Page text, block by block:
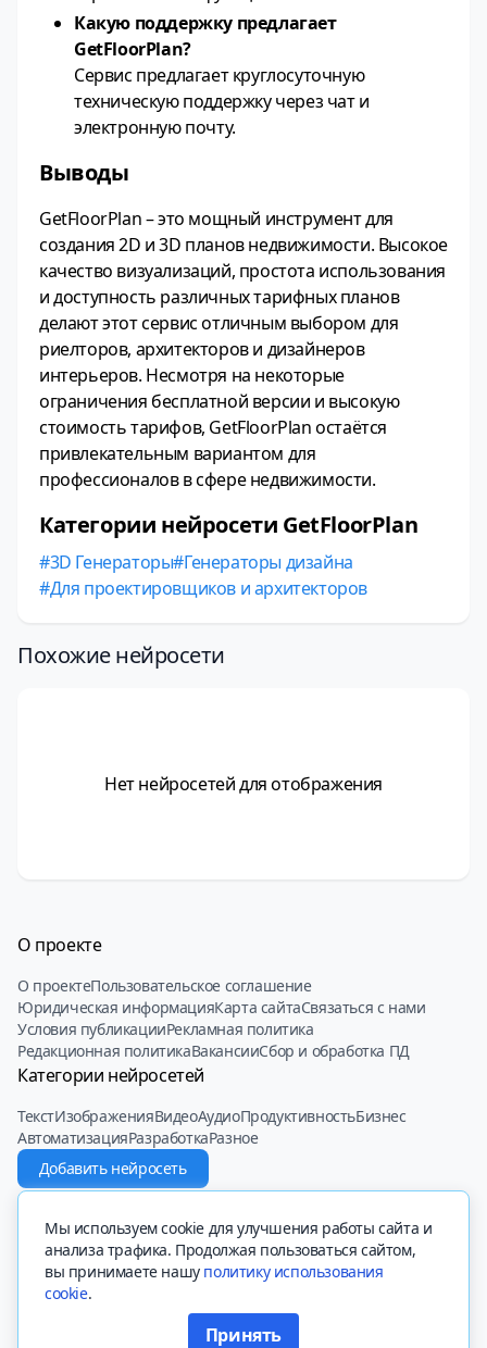
Какую поддержку предлагает
GetFloorPlan?
Сервис предлагает круглосуточную
техническую поддержку через чат и
электронную почту.
Выводы
GetFloorPlan – это мощный инструмент для
создания 2D и 3D планов недвижимости. Высокое
качество визуализаций, простота использования
и доступность различных тарифных планов
делают этот сервис отличным выбором для
риелторов, архитекторов и дизайнеров
интерьеров. Несмотря на некоторые
ограничения бесплатной версии и высокую
стоимость тарифов, GetFloorPlan остаётся
привлекательным вариантом для
профессионалов в сфере недвижимости.
Категории нейросети GetFloorPlan
3D Генераторы Генераторы дизайна
Для проектировщиков и архитекторов
Похожие нейросети
Нет нейросетей для отображения
О проекте
О проектеПользовательское соглашение
Юридическая информацияКарта сайтаСвязаться с нами
Условия публикацииРекламная политика
Редакционная политикаВакансииСбор и обработка ПД
Категории нейросетей
ТекстИзображенияВидеоАудиоПродуктивностьБизнес
АвтоматизацияРазработкаРазное
Добавить нейросеть
Вся представленная на сайте информация, касающаяся описаний
сайтов, их функционала и стоимости платных функций, носит
информационный характер и ни при каких условиях не является
Мы используем cookie для улучшения работы сайта и
анализа трафика. Продолжая пользоваться сайтом,
вы принимаете нашу политику использования
cookie.
Принять